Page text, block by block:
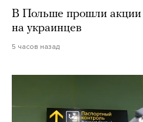
В Польше прошли акции
на украинцев
5 часов назад